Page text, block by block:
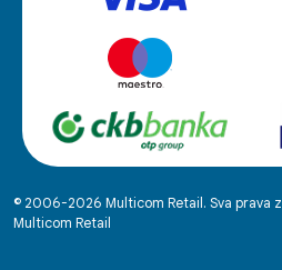
© 2006-2026 Multicom Retail. Sva prava
Multicom Retail